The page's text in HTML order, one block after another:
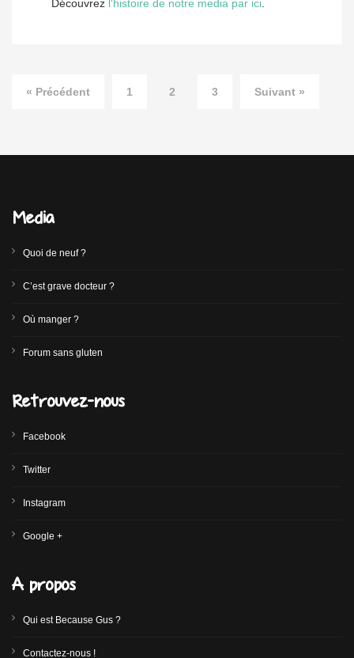
Découvrez l'histoire de notre media par ici.
« Précédent 1 2 3 Suivant »
Media
Quoi de neuf ?
C’est grave docteur ?
Où manger ?
Forum sans gluten
Retrouvez-nous
Facebook
Twitter
Instagram
Google +
A propos
Qui est Because Gus ?
Contactez-nous !